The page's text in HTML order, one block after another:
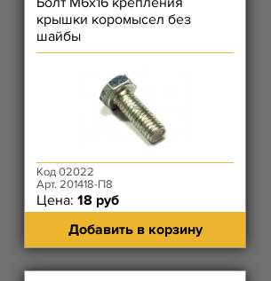
крышки коромысел без
шайбы
Код 02022
Арт. 201418-П8
Цена: 18 руб
Добавить в корзину